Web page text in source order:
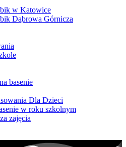
w Katowice
Dąbrowa Górnicza
basenie
Dla Dzieci
w roku szkolnym
zajęcia